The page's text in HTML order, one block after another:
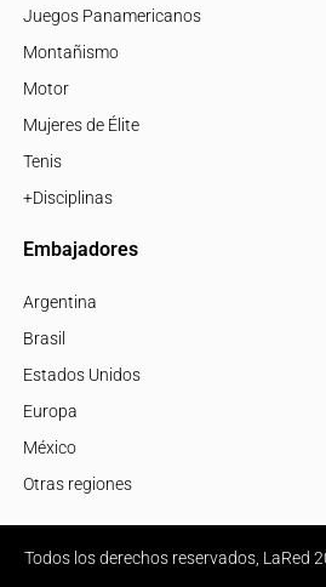
Juegos Panamericanos
Montañismo
Motor
Mujeres de Élite
Tenis
+Disciplinas
Embajadores
Argentina
Brasil
Estados Unidos
Europa
México
Otras regiones
Todos los derechos reservados, LaRed